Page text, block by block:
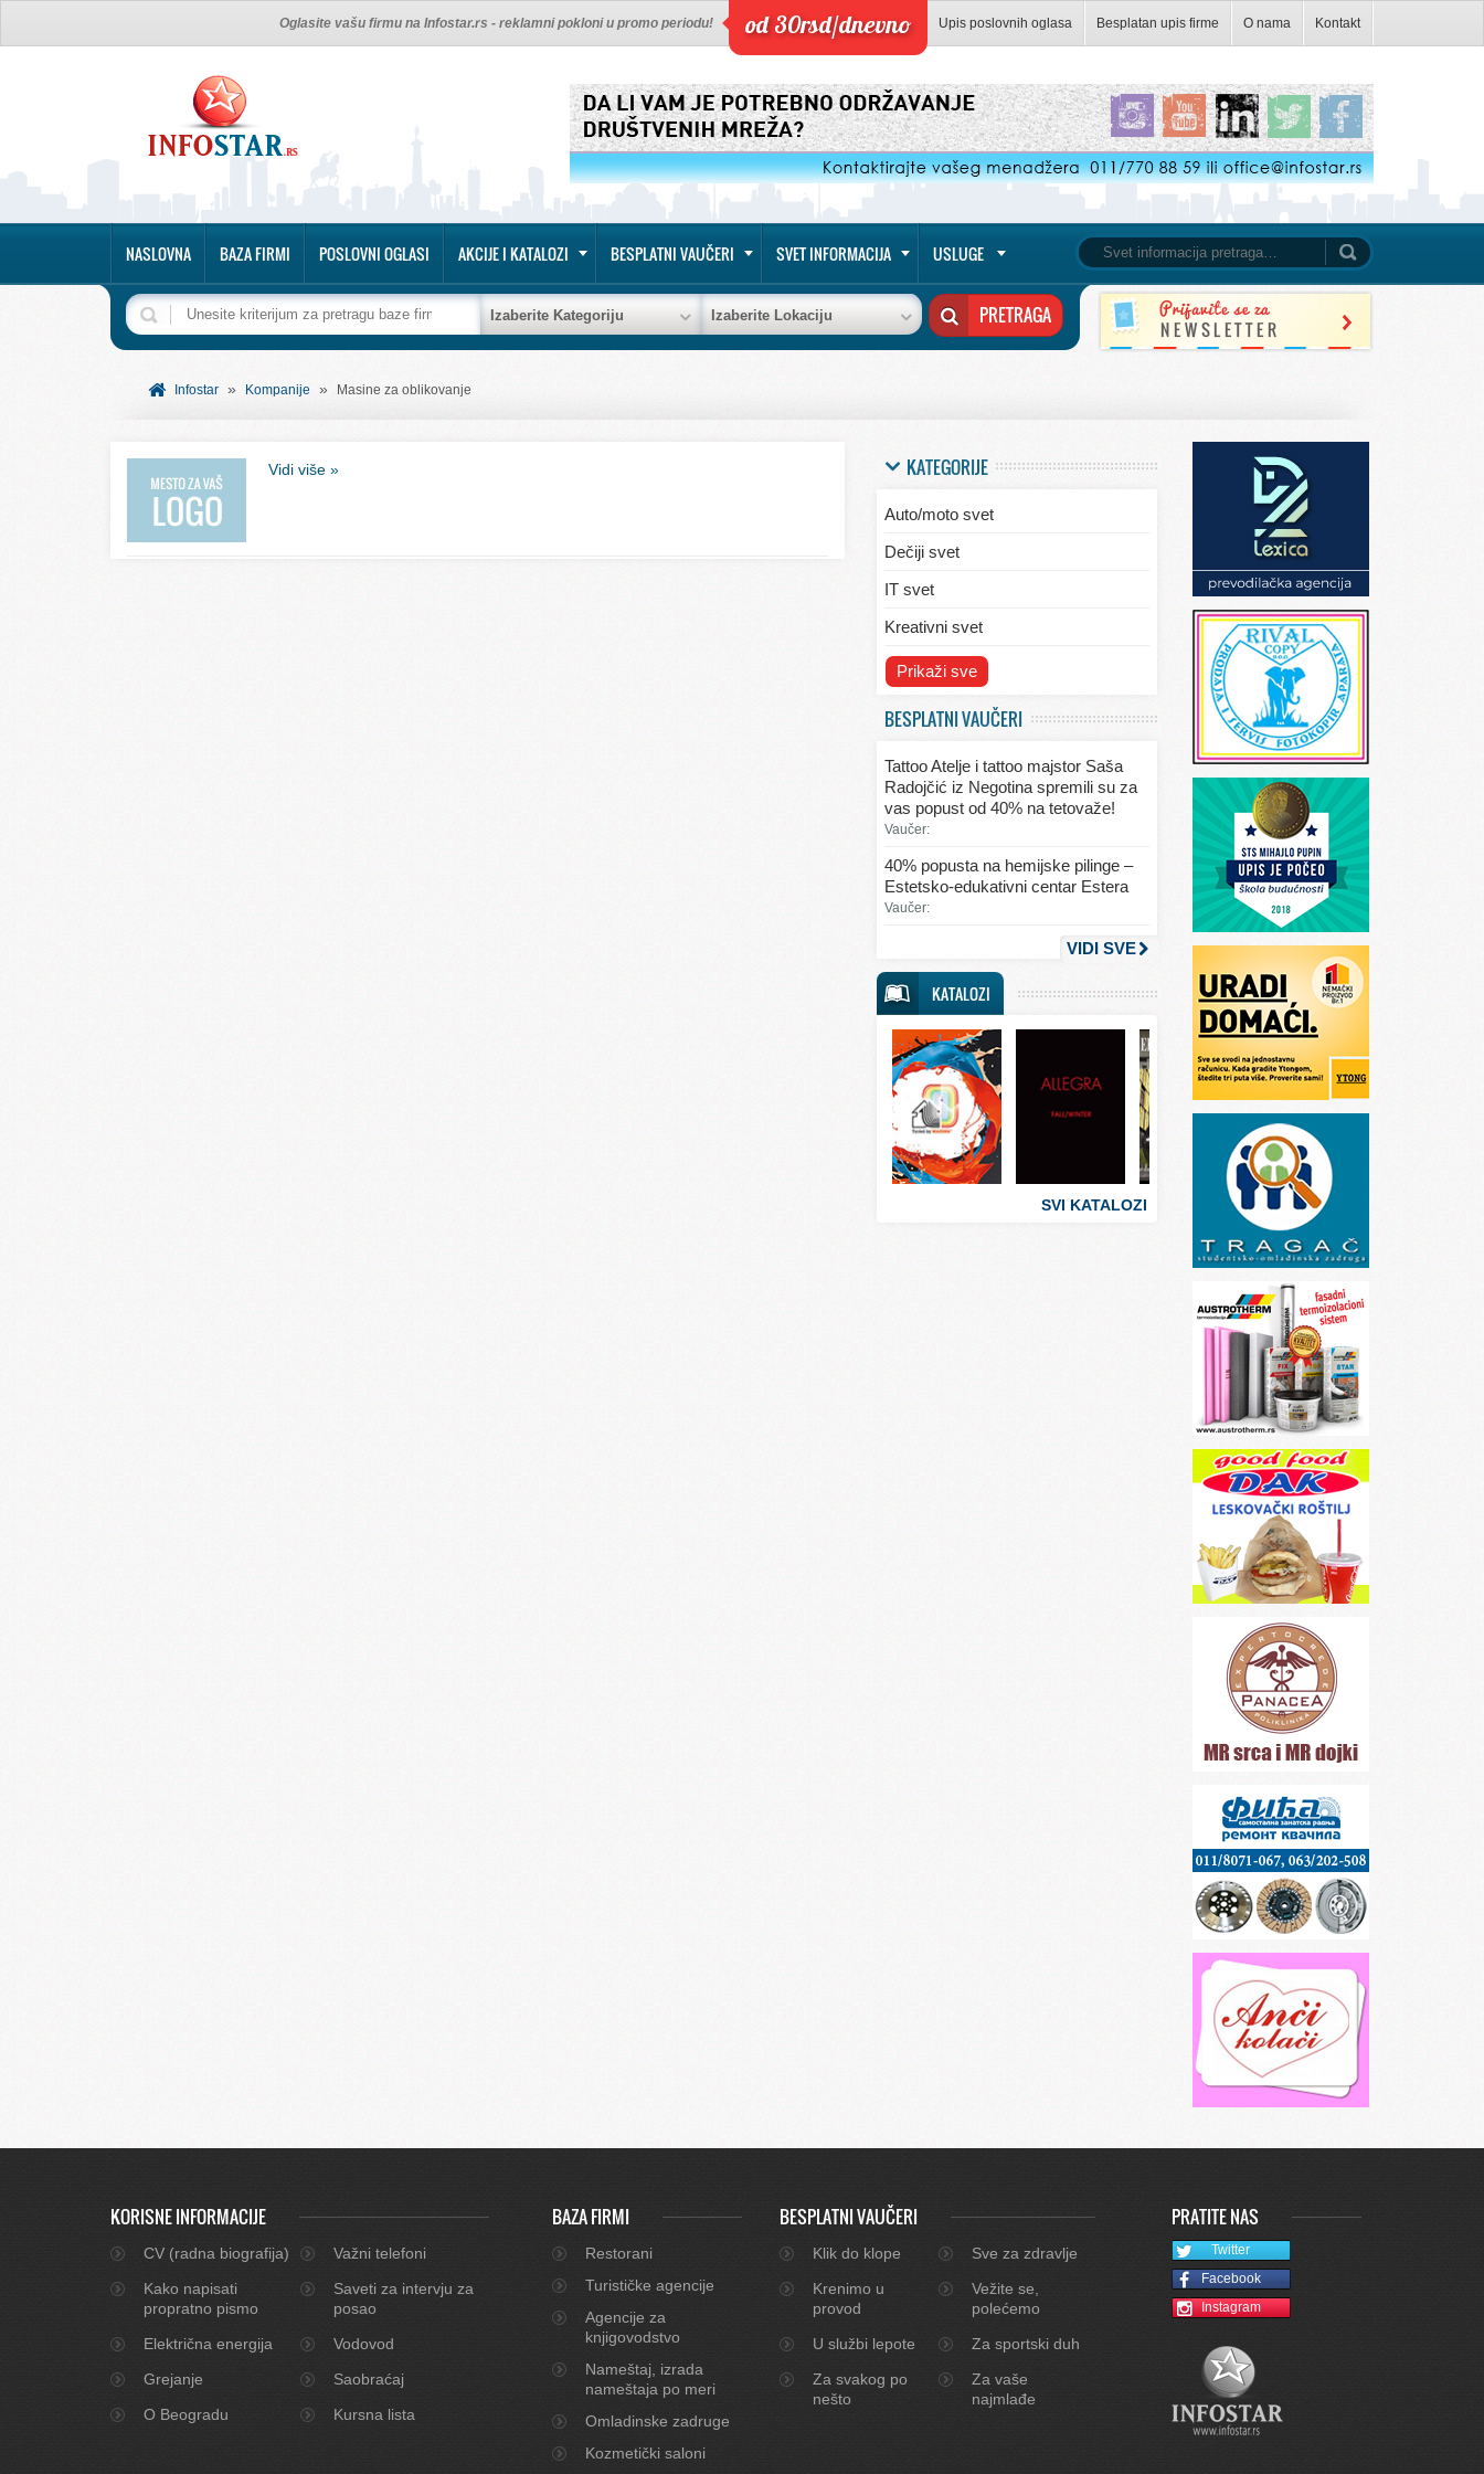
Upis poslovnih oglasa Besplatan upis firme O nama Kontakt
od 30rsd/dnevno
Oglasite vašu firmu na Infostar.rs - reklamni pokloni u promo periodu!
NASLOVNA BAZA FIRMI POSLOVNI OGLASI AKCIJE I KATALOZI BESPLATNI VAUČERI SVET INFORMACIJA USLUGE
Izaberite Kategoriju Izaberite Lokaciju
Infostar » Kompanije » Masine za oblikovanje
Vidi više » KATEGORIJE
Auto/moto svet
Dečiji svet
IT svet
Kreativni svet
Svet ekologije
Svet kulinarstva
Svet lepote
Svet mode
Svet sporta
Svet tehnike
Svet ugostiteljstva
Svet zabave i umetnosti
Svet zanimljivosti
Svet zdravlja
Prikaži sve
BESPLATNI VAUČERI
Tattoo Atelje i tattoo majstor Saša
Radojčić iz Negotina spremili su za
vas popust od 40% na tetovaže!
Vaučer:
40% popusta na hemijske pilinge –
Estetsko-edukativni centar Estera
Vaučer:
VIDI SVE
KATALOZI
SVI KATALOZI
KORISNE INFORMACIJE
CV (radna biografija)
Važni telefoni
Kako napisati
propratno pismo
Saveti za intervju za
posao
Električna energija
Vodovod
Grejanje
Saobraćaj
O Beogradu
Kursna lista
BAZA FIRMI
Restorani
Turističke agencije
Agencije za
knjigovodstvo
Nameštaj, izrada
nameštaja po meri
Omladinske zadruge
Kozmetički saloni
BESPLATNI VAUČERI
Klik do klope
Sve za zdravlje
Krenimo u
provod
Vežite se,
polećemo
U službi lepote
Za sportski duh
Za svakog po
nešto
Za vaše
najmlađe
PRATITE NAS
Twitter
Facebook
Instagram